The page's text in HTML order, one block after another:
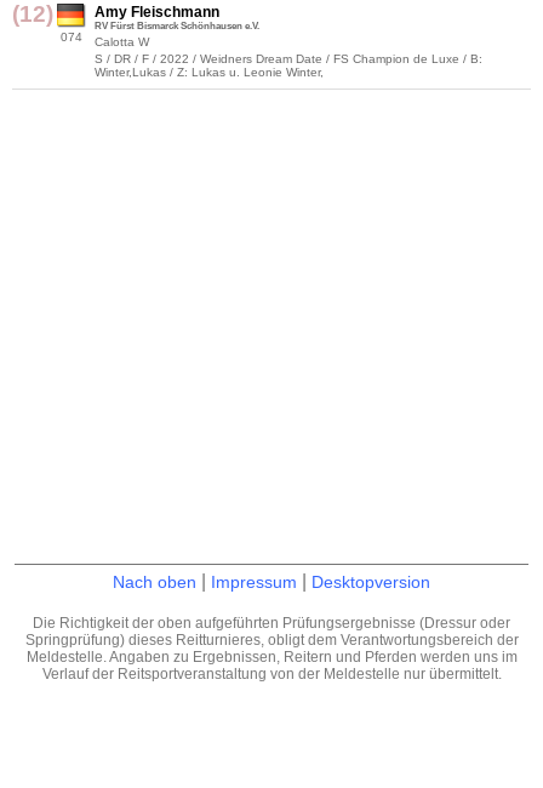
(12)
074
Amy Fleischmann
RV Fürst Bismarck Schönhausen e.V.
Calotta W
S / DR / F / 2022 / Weidners Dream Date / FS Champion de Luxe / B:
Winter,Lukas / Z: Lukas u. Leonie Winter,
Nach oben Impressum Desktopversion
Die Richtigkeit der oben aufgeführten Prüfungsergebnisse (Dressur oder
Springprüfung) dieses Reitturnieres, obligt dem Verantwortungsbereich der
Meldestelle. Angaben zu Ergebnissen, Reitern und Pferden werden uns im
Verlauf der Reitsportveranstaltung von der Meldestelle nur übermittelt.